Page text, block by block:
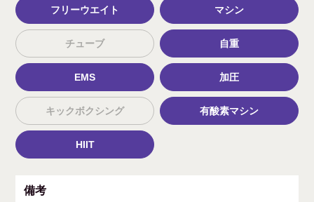
フリーウエイト マシン
チューブ 自重
EMS 加圧
キックボクシング 有酸素マシン
HIIT
備考